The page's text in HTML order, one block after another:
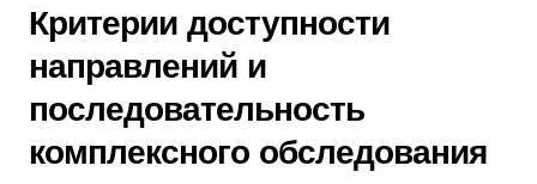
Критерии доступности
направлений и
последовательность
комплексного обследования